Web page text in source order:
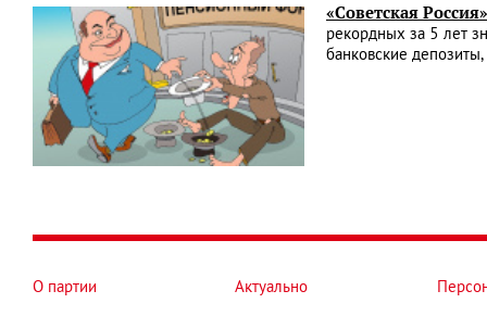
«Советская
рекордных за 5 лет
банковские
О партии Актуально